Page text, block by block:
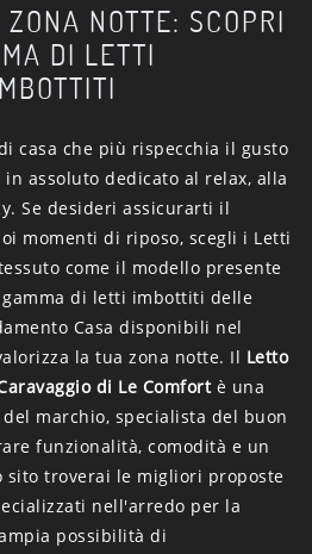
NOTTE: SCOPRI
DI LETTI
casa che più rispecchia il gusto
assoluto dedicato al relax, alla
Se desideri assicurarti il
momenti di riposo, scegli i Letti
come il modello presente
di letti imbottiti delle
Casa disponibili nel
la tua zona notte. Il Letto
di Le Comfortè una
marchio, specialista del buon
funzionalità, comodità e un
sito troverai le migliori proposte
nell'arredo per la
possibilità di